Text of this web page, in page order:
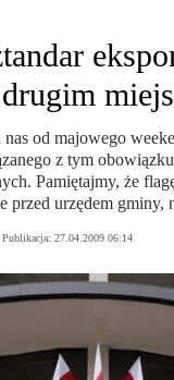
od majowego
z tym
Pamiętajmy, że
przed urzędem gminy,
Publikacja: 27.04.2009 06:14